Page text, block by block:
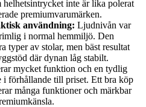
helhetsintrycket inte är lika polerat
premiumvarumärken.
användning: Ljudnivån var
i normal hemmiljö. Den
typer av stolar, men bäst resultat
där dynan låg stabilt.
mycket funktion och en tydlig
i förhållande till priset. Ett bra köp
många funktioner och märkbar